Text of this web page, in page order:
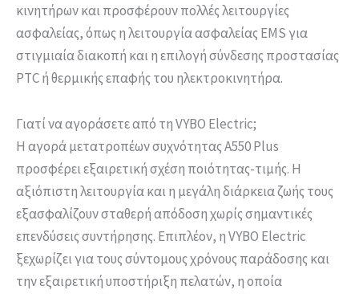
κινητήρων και προσφέρουν πολλές λειτουργίες
ασφαλείας, όπως η λειτουργία ασφαλείας EMS για
στιγμιαία διακοπή και η επιλογή σύνδεσης προστασίας
PTC ή θερμικής επαφής του ηλεκτροκινητήρα.
Γιατί να αγοράσετε από τη VYBO Electric;
Η αγορά μετατροπέων συχνότητας A550 Plus
προσφέρει εξαιρετική σχέση ποιότητας-τιμής. Η
αξιόπιστη λειτουργία και η μεγάλη διάρκεια ζωής τους
εξασφαλίζουν σταθερή απόδοση χωρίς σημαντικές
επενδύσεις συντήρησης. Επιπλέον, η VYBO Electric
ξεχωρίζει για τους σύντομους χρόνους παράδοσης και
την εξαιρετική υποστήριξη πελατών, η οποία